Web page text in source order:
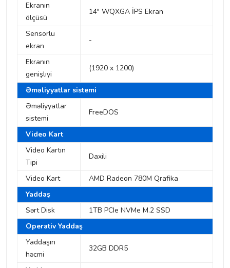
Ekranın
ölçüsü
14" WQXGA İPS Ekran
Sensorlu
ekran
-
Ekranın
genişlıyi
(1920 x 1200)
Əməliyyatlar sistemi
Əməliyyatlar
sistemi
FreeDOS
Video Kart
Video Kartın
Tipi
Daxili
Video Kart
AMD Radeon 780M Qrafika
Yaddaş
Sərt Disk
1TB PCIe NVMe M.2 SSD
Operativ Yaddaş
Yaddaşın
həcmi
32GB DDR5